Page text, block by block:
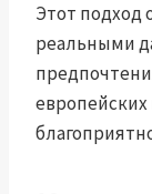
Этот подход
реальными
европейских